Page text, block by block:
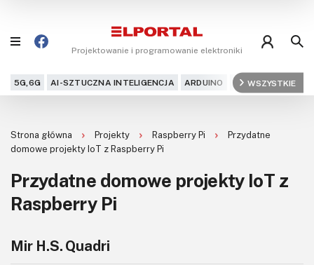
Projektowanie i programowanie elektroniki
5G,6G AI-SZTUCZNA INTELIGENCJA ARDUINO ARM AUDIO
WSZYSTKIE
Projekty
Kursy
DIY+
Czytelnia
Strona główna Projekty Raspberry Pi
Przydatne
domowe projekty IoT z Raspberry Pi
Przydatne domowe projekty IoT z
Raspberry Pi
Mir H.S. Quadri